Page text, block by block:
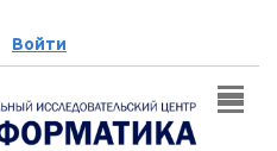
Войти